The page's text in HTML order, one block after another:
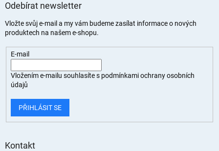
Odebírat newsletter
Vložte svůj e-mail a my vám budeme zasílat informace o nových
produktech na našem e-shopu.
E-mail
Vložením e-mailu souhlasíte s podmínkami ochrany osobních
údajů
PŘIHLÁSIT SE
Kontakt